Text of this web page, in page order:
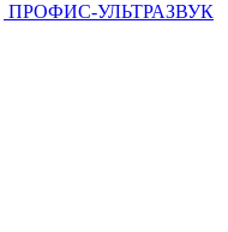
ПРОФИС-УЛЬТРАЗВУК